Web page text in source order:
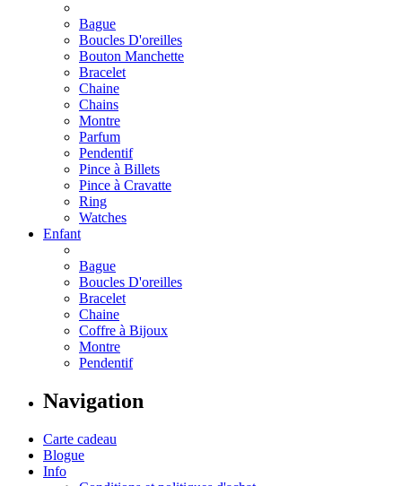
Bague
Boucles D'oreilles
Bouton Manchette
Bracelet
Chaine
Chains
Montre
Parfum
Pendentif
Pince à Billets
Pince à Cravatte
Ring
Watches
Enfant
Bague
Boucles D'oreilles
Bracelet
Chaine
Coffre à Bijoux
Montre
Pendentif
Navigation
Carte cadeau
Blogue
Info